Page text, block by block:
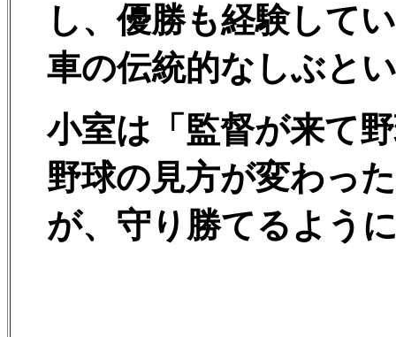
し、優勝も経験して
車の伝統的なしぶと
小室は「監督が来て
野球の見方が変わっ
が、守り勝てるよう